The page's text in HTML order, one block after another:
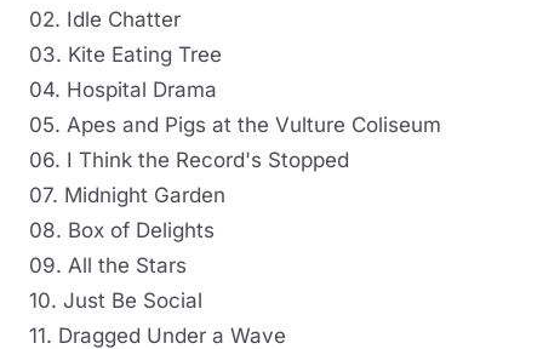
02. Idle Chatter
03. Kite Eating Tree
04. Hospital Drama
05. Apes and Pigs at the Vulture Coliseum
06. I Think the Record's Stopped
07. Midnight Garden
08. Box of Delights
09. All the Stars
10. Just Be Social
11. Dragged Under a Wave